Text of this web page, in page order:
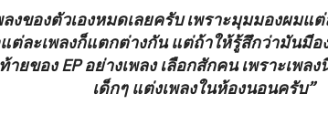
ลงของตัวเองหมดเลยครับ เพราะมุมมองผม
ต่ละเพลงก็แตกต่างกัน แต่ถ้าให้รู้สึกว่ามันมี
ยของ EP อย่างเพลง เลือกสักคน เพราะเพล
เด็กๆ แต่งเพลงในห้องนอนครับ”